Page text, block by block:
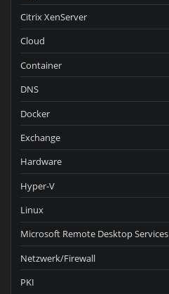
Citrix XenServer
Cloud
Container
DNS
Docker
Exchange
Hardware
Hyper-V
Linux
Microsoft Remote Desktop Services
Netzwerk/Firewall
PKI